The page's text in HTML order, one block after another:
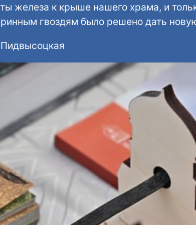
железа к крыше нашего храма, и
гвоздям было решено дать